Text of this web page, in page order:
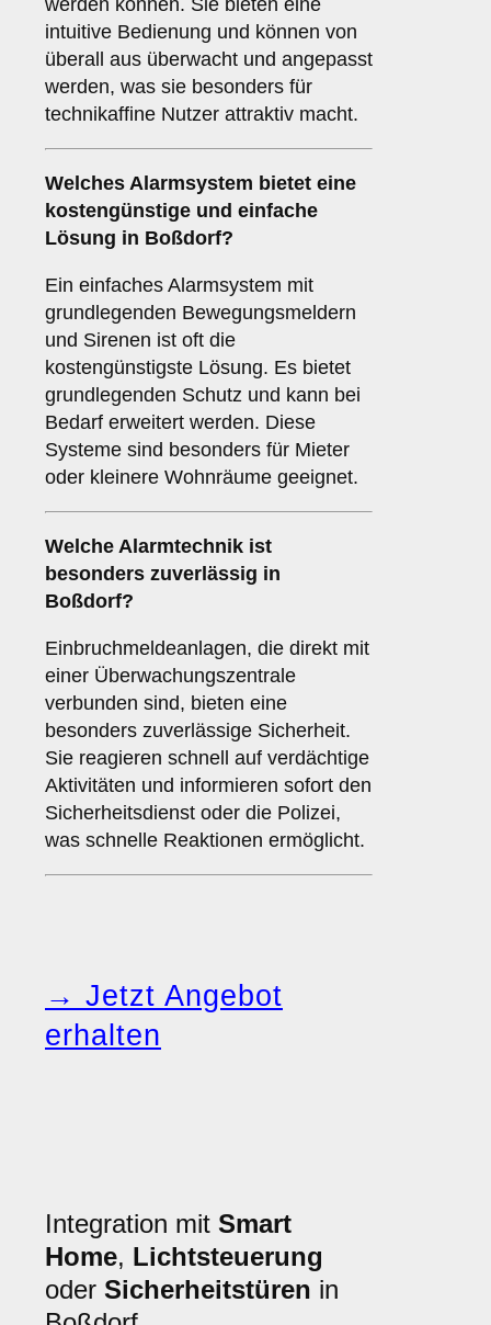
werden können. Sie bieten eine
intuitive Bedienung und können von
überall aus überwacht und angepasst
werden, was sie besonders für
technikaffine Nutzer attraktiv macht.
Welches Alarmsystem bietet eine
kostengünstige und einfache
Lösung in Boßdorf?
Ein einfaches Alarmsystem mit
grundlegenden Bewegungsmeldern
und Sirenen ist oft die
kostengünstigste Lösung. Es bietet
grundlegenden Schutz und kann bei
Bedarf erweitert werden. Diese
Systeme sind besonders für Mieter
oder kleinere Wohnräume geeignet.
Welche Alarmtechnik ist
besonders zuverlässig in
Boßdorf?
Einbruchmeldeanlagen, die direkt mit
einer Überwachungszentrale
verbunden sind, bieten eine
besonders zuverlässige Sicherheit.
Sie reagieren schnell auf verdächtige
Aktivitäten und informieren sofort den
Sicherheitsdienst oder die Polizei,
was schnelle Reaktionen ermöglicht.
→ Jetzt Angebot
erhalten
Integration mit Smart
Home, Lichtsteuerung
oder Sicherheitstüren in